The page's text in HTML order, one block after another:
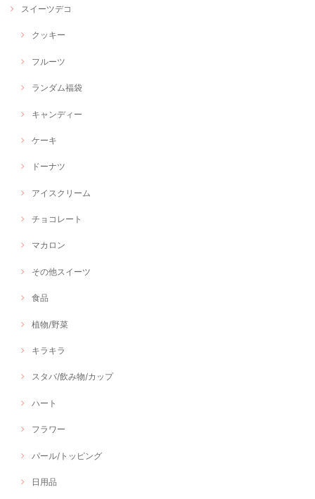
スイーツデコ
クッキー
フルーツ
ランダム福袋
キャンディー
ケーキ
ドーナツ
アイスクリーム
チョコレート
マカロン
その他スイーツ
食品
植物/野菜
キラキラ
スタバ/飲み物/カップ
ハート
フラワー
パール/トッピング
日用品